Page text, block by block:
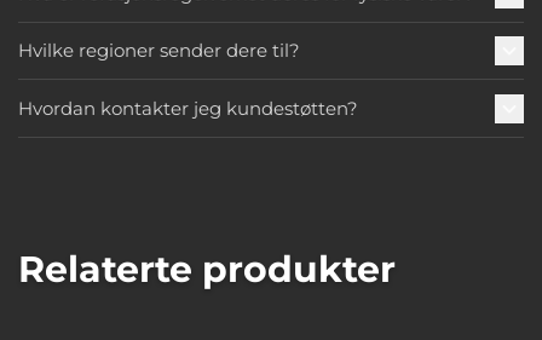
Hvilke regioner sender dere til?
Hvordan kontakter jeg kundestøtten?
Relaterte produkter